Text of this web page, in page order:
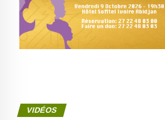
VIDÉOS